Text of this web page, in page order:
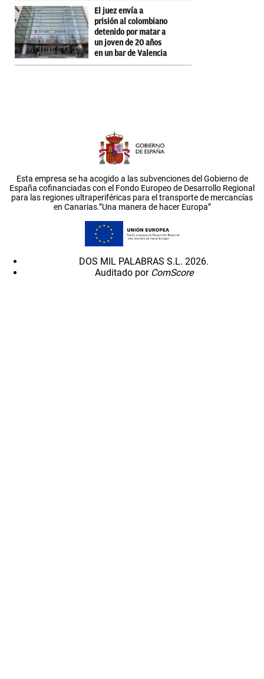
El juez envía a
prisión al colombiano
detenido por matar a
un joven de 20 años
en un bar de Valencia
Esta empresa se ha acogido a las subvenciones del Gobierno de
España cofinanciadas con el Fondo Europeo de Desarrollo Regional
para las regiones ultraperiféricas para el transporte de mercancías
en Canarias.”Una manera de hacer Europa”
DOS MIL PALABRAS S.L. 2026.
Auditado por ComScore